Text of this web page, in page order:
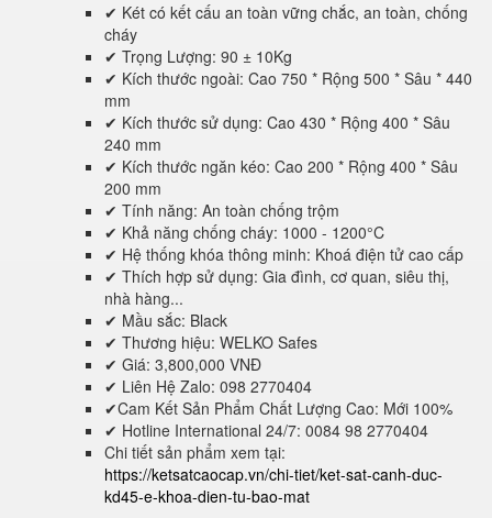
✔ Két có kết cấu an toàn vững chắc, an toàn, chống
cháy
✔ Trọng Lượng: 90 ± 10Kg
✔ Kích thước ngoài: Cao 750 * Rộng 500 * Sâu * 440
mm
✔ Kích thước sử dụng: Cao 430 * Rộng 400 * Sâu
240 mm
✔ Kích thước ngăn kéo: Cao 200 * Rộng 400 * Sâu
200 mm
✔ Tính năng: An toàn chống trộm
✔ Khả năng chống cháy: 1000 - 1200°C
✔ Hệ thống khóa thông minh: Khoá điện tử cao cấp
✔ Thích hợp sử dụng: Gia đình, cơ quan, siêu thị,
nhà hàng...
✔ Mầu sắc: Black
✔ Thương hiệu: WELKO Safes
✔ Giá: 3,800,000 VNĐ
✔ Liên Hệ Zalo: 098 2770404
✔Cam Kết Sản Phẩm Chất Lượng Cao: Mới 100%
✔ Hotline International 24/7: 0084 98 2770404
Chi tiết sản phẩm xem tại:
https://ketsatcaocap.vn/chi-tiet/ket-sat-canh-duc-
kd45-e-khoa-dien-tu-bao-mat